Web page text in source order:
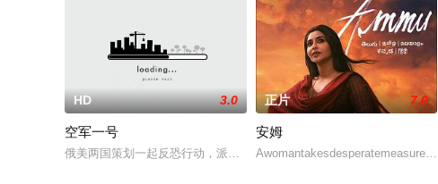
HD 3.0
空军一号
俄美两国策划一起反恐行动，派出特种部队擒获了掌握核武器的哈萨克
正片 7.0
安姆